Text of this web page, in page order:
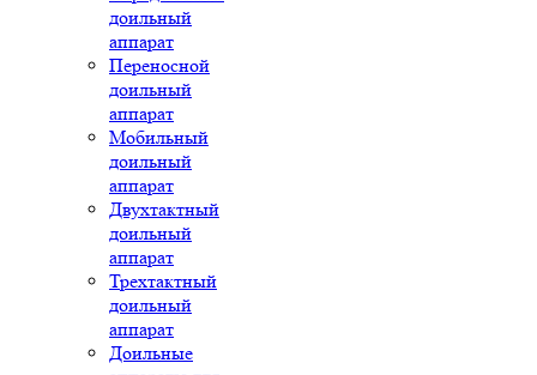
доильный
аппарат
Переносной
доильный
аппарат
Мобильный
доильный
аппарат
Двухтактный
доильный
аппарат
Трехтактный
доильный
аппарат
Доильные